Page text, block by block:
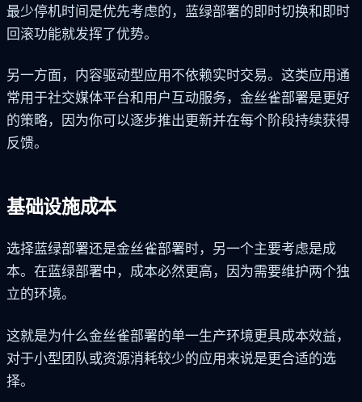
最少停机时间是优先考虑的，蓝绿部署的即时切换和即时
回滚功能就发挥了优势。
另一方面，内容驱动型应用不依赖实时交易。这类应用通
常用于社交媒体平台和用户互动服务，金丝雀部署是更好
的策略，因为你可以逐步推出更新并在每个阶段持续获得
反馈。
基础设施成本
选择蓝绿部署还是金丝雀部署时，另一个主要考虑是成
本。在蓝绿部署中，成本必然更高，因为需要维护两个独
立的环境。
这就是为什么金丝雀部署的单一生产环境更具成本效益，
对于小型团队或资源消耗较少的应用来说是更合适的选
择。